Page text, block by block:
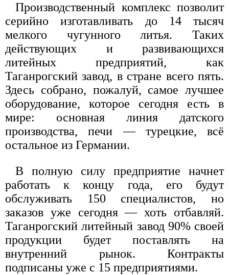
Производственный комплекс позволит
серийно изготавливать до 14 тысяч
мелкого чугунного литья. Таких
действующих и развивающихся
литейных предприятий, как
Таганрогский завод, в стране всего пять.
Здесь собрано, пожалуй, самое лучшее
оборудование, которое сегодня есть в
мире: основная линия датского
производства, печи — турецкие, всё
остальное из Германии.
В полную силу предприятие начнет
работать к концу года, его будут
обслуживать 150 специалистов, но
заказов уже сегодня — хоть отбавляй.
Таганрогский литейный завод 90% своей
продукции будет поставлять на
внутренний рынок. Контракты
подписаны уже с 15 предприятиями.